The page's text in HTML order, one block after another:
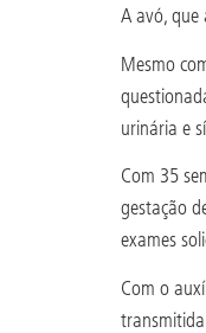
A avó, que
Mesmo
urinária e
Com 35
gestação
exames
Com o